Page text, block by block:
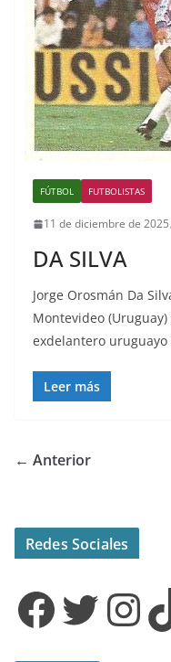
FÚTBOL FUTBOLISTAS
11 de diciembre de 2025
DA SILVA
Jorge Orosmán Da
Montevideo
exdelantero
Leer más
← Anterior
Redes Sociales
Facebook Twitter InstagramTikTok